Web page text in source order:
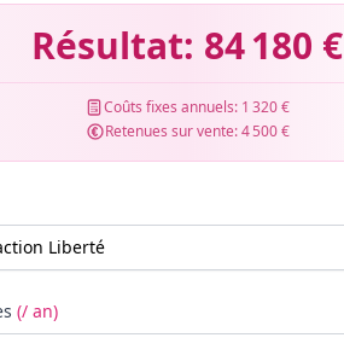
Résultat: 84 180 €
Coûts fixes annuels: 1 320 €
Retenues sur vente:4 500 €
(/ an)